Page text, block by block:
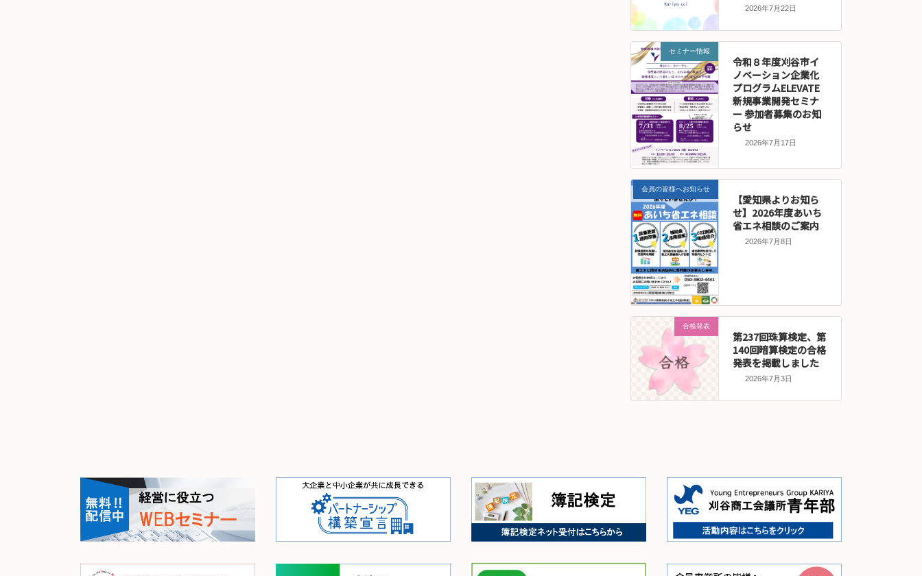
2026年7月22日
セミナー情報
令和８年度刈谷市イ
ノベーション企業化
プログラムELEVATE
新規事業開発セミナ
ー 参加者募集のお知
らせ
2026年7月17日
会員の皆様へお知らせ
【愛知県よりお知ら
せ】2026年度あいち
省エネ相談のご案内
2026年7月8日
合格発表
第237回珠算検定、第
140回暗算検定の合格
発表を掲載しました
2026年7月3日